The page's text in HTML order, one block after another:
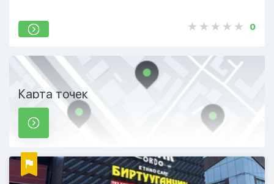
0
Карта точек